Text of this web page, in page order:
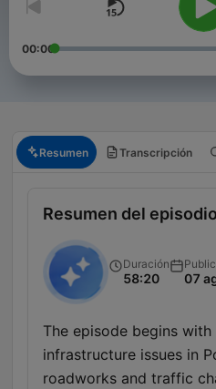
ouvintes 😎
00:00
Resumen Transcripción
Resumen del episodio
Duración
58:20 07
The episode begins
infrastructure issues in
roadworks and traffic